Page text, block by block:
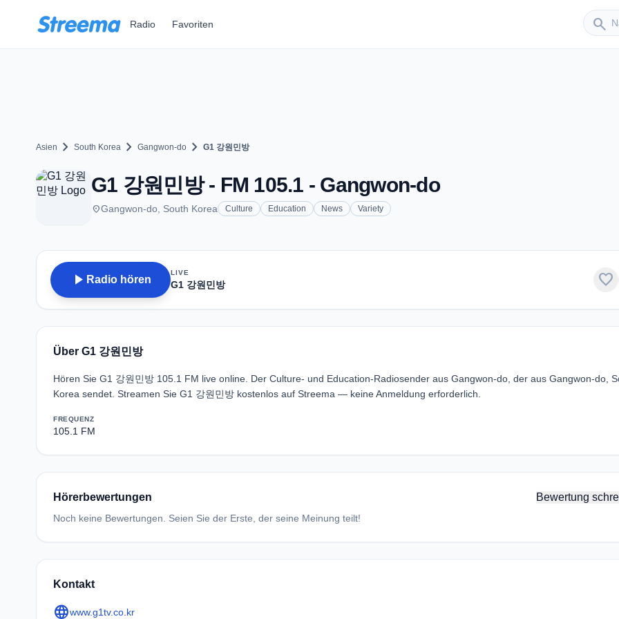
Radio Favoriten search
Sender
Asien chevron_right South Korea chevron_right Gangwon-do chevron_right G1 강원민방
G1 강원민방 - FM 105.1 - Gangwon-do
placeGangwon-do, South Korea Culture Education News Variety
play_arrow Radio hören
LIVE
G1 강원민방 favorite
Über G1 강원민방
Hören Sie G1 강원민방 105.1 FM live online. Der Culture- und Education-Radiosender aus Gangwon-do, der aus Gangwon-do,
Korea sendet. Streamen Sie G1 강원민방 kostenlos auf Streema — keine Anmeldung erforderlich.
FREQUENZ
105.1 FM
Hörerbewertungen Bewertung
Noch keine Bewertungen. Seien Sie der Erste, der seine Meinung teilt!
Kontakt
languagewww.g1tv.co.kr